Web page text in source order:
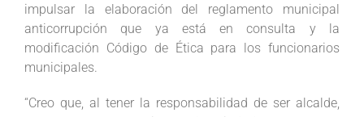
impulsar la elaboración del reglamento municipal
anticorrupción que ya está en consulta y la
modificación Código de Ética para los funcionarios
municipales.
“Creo que, al tener la responsabilidad de ser alcalde,